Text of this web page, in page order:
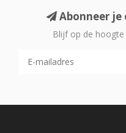
Abonneer je
Blijf op de